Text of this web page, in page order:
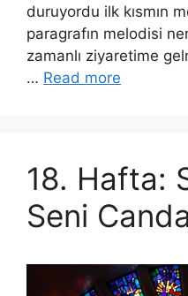
duruyordu ilk kısmın
paragrafın melodisi
zamanlı ziyaretime
… Read more
18. Hafta:
Seni